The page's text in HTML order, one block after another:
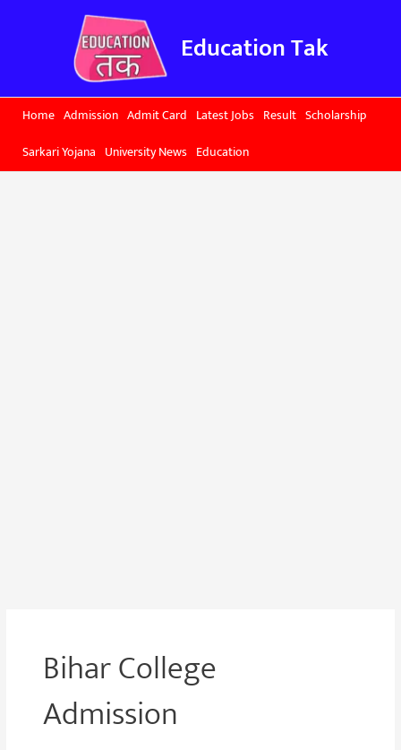
Education Tak
Home Admission Admit Card Latest Jobs Result Scholarship
Sarkari Yojana University News Education
Bihar College
Admission